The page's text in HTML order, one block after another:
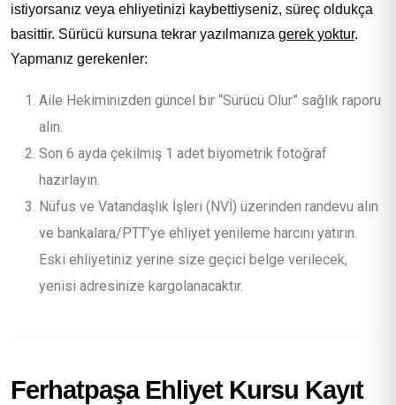
istiyorsanız veya ehliyetinizi kaybettiyseniz, süreç oldukça
basittir. Sürücü kursuna tekrar yazılmanıza gerek yoktur.
Yapmanız gerekenler:
Aile Hekiminizden güncel bir “Sürücü Olur” sağlık raporu
alın.
Son 6 ayda çekilmiş 1 adet biyometrik fotoğraf
hazırlayın.
Nüfus ve Vatandaşlık İşleri (NVİ) üzerinden randevu alın
ve bankalara/PTT’ye ehliyet yenileme harcını yatırın.
Eski ehliyetiniz yerine size geçici belge verilecek,
yenisi adresinize kargolanacaktır.
Ferhatpaşa Ehliyet Kursu Kayıt